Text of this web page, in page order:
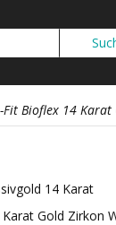
Fit Bioflex 14
14 Karat
Gold Zirkon